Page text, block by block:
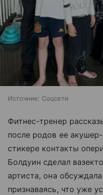
Источник: Соцсети
Фитнес-тренер
после родов ее
стикере контакты
Болдуин сделал
артиста, она
признаваясь, что уже